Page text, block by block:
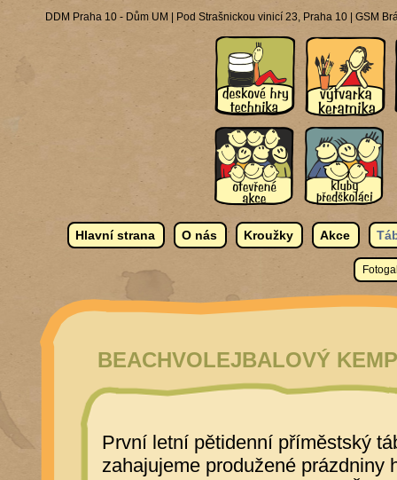
DDM Praha 10 - Dům UM | Pod Strašnickou vinicí 23, Praha 10 | GSM
Hlavní strana O nás Kroužky Akce
BEACHVOLEJBALOVÝ
První letní pětidenní příměstský
zahajujeme produžené prázdniny